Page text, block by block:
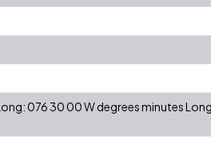
076 30 00 W degrees minutes